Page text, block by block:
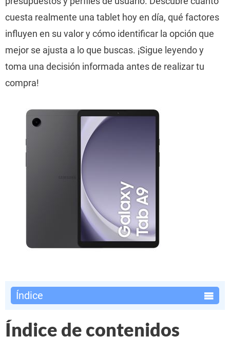
cuesta realmente una tablet hoy en día, qué factores
influyen en su valor y cómo identificar la opción que
mejor se ajusta a lo que buscas. ¡Sigue leyendo y
toma una decisión informada antes de realizar tu
compra!
Índice
Índice de contenidos